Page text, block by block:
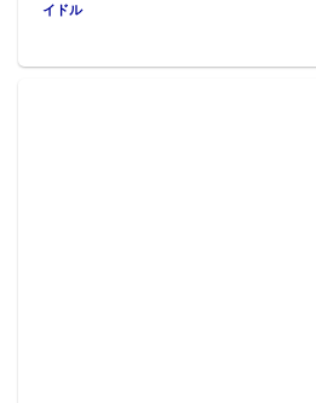
イドル